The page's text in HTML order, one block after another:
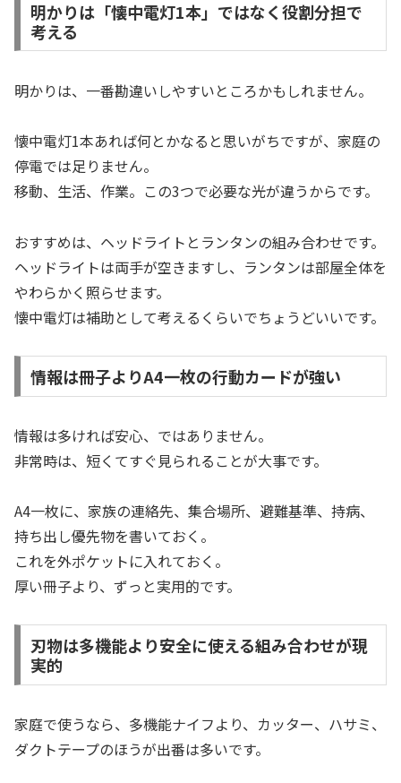
明かりは「懐中電灯1本」ではなく役割分担で
考える
明かりは、一番勘違いしやすいところかもしれません。
懐中電灯1本あれば何とかなると思いがちですが、家庭の
停電では足りません。
移動、生活、作業。この3つで必要な光が違うからです。
おすすめは、ヘッドライトとランタンの組み合わせです。
ヘッドライトは両手が空きますし、ランタンは部屋全体を
やわらかく照らせます。
懐中電灯は補助として考えるくらいでちょうどいいです。
情報は冊子よりA4一枚の行動カードが強い
情報は多ければ安心、ではありません。
非常時は、短くてすぐ見られることが大事です。
A4一枚に、家族の連絡先、集合場所、避難基準、持病、
持ち出し優先物を書いておく。
これを外ポケットに入れておく。
厚い冊子より、ずっと実用的です。
刃物は多機能より安全に使える組み合わせが現
実的
家庭で使うなら、多機能ナイフより、カッター、ハサミ、
ダクトテープのほうが出番は多いです。